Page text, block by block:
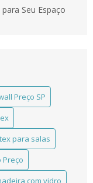
Seu Espaço
que atende
instalada para
para Seu
Preço SP
para salas
Preço